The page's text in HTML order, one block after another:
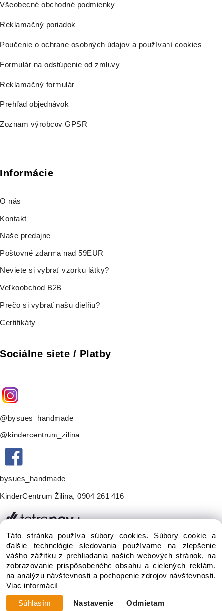
Všeobecné obchodné podmienky
Reklamačný poriadok
Poučenie o ochrane osobných údajov a používaní cookies
Formulár na odstúpenie od zmluvy
Reklamačný formulár
Prehľad objednávok
Zoznam výrobcov GPSR
Informácie
O nás
Kontakt
Naše predajne
Poštovné zdarma nad 59EUR
Neviete si vybrať vzorku látky?
Veľkoobchod B2B
Prečo si vybrať našu dielňu?
Certifikáty
Sociálne siete / Platby
@bysues_handmade
@kindercentrum_zilina
bysues_handmade
KinderCentrum Žilina, 0904 261 416
Vytvorené systémom ClickEshop.sk
Táto stránka používa súbory cookies. Súbory cookie a
ďalšie technológie sledovania používame na zlepšenie
vášho zážitku z prehliadania našich webových stránok, na
zobrazovanie prispôsobeného obsahu a cielených reklám,
na analýzu návštevnosti a pochopenie zdrojov návštevnosti.
Viac informácií
Súhlasím Nastavenie Odmietam
Zmeniť nastavenia cookies